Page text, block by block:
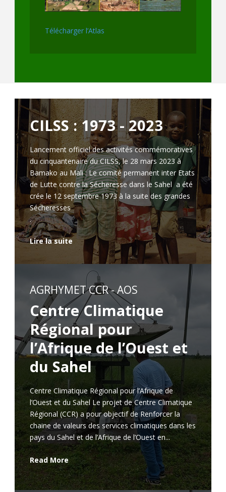
Télécharger l’Atlas
CILSS : 1973 - 2023
Lancement officiel des activités commémoratives
du cinquantenaire du CILSS, le 28 mars 2023 à
Bamako au Mali : Le comité permanent inter Etats
de Lutte contre la Sécheresse dans le Sahel a été
crée le 12 septembre 1973 à la suite des grandes
Sécheresses
.
Lire la suite
AGRHYMET CCR - AOS
Centre Climatique
Régional pour
l’Afrique de l’Ouest et
du Sahel
Centre Climatique Régional pour l’Afrique de
l’Ouest et du Sahel Le projet de Centre Climatique
Régional (CCR) a pour objectif de Renforcer la
chaine de valeurs des services climatiques dans les
pays du Sahel et de l’Afrique de l’Ouest en...
Read More